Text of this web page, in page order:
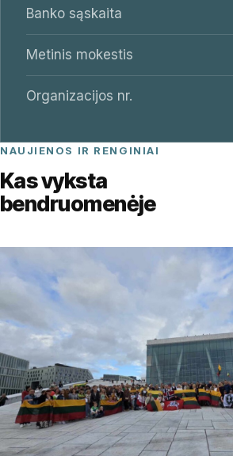
Banko sąskaita
Metinis mokestis
Organizacijos nr.
NAUJIENOS IR RENGINIAI
Kas vyksta
bendruomenėje